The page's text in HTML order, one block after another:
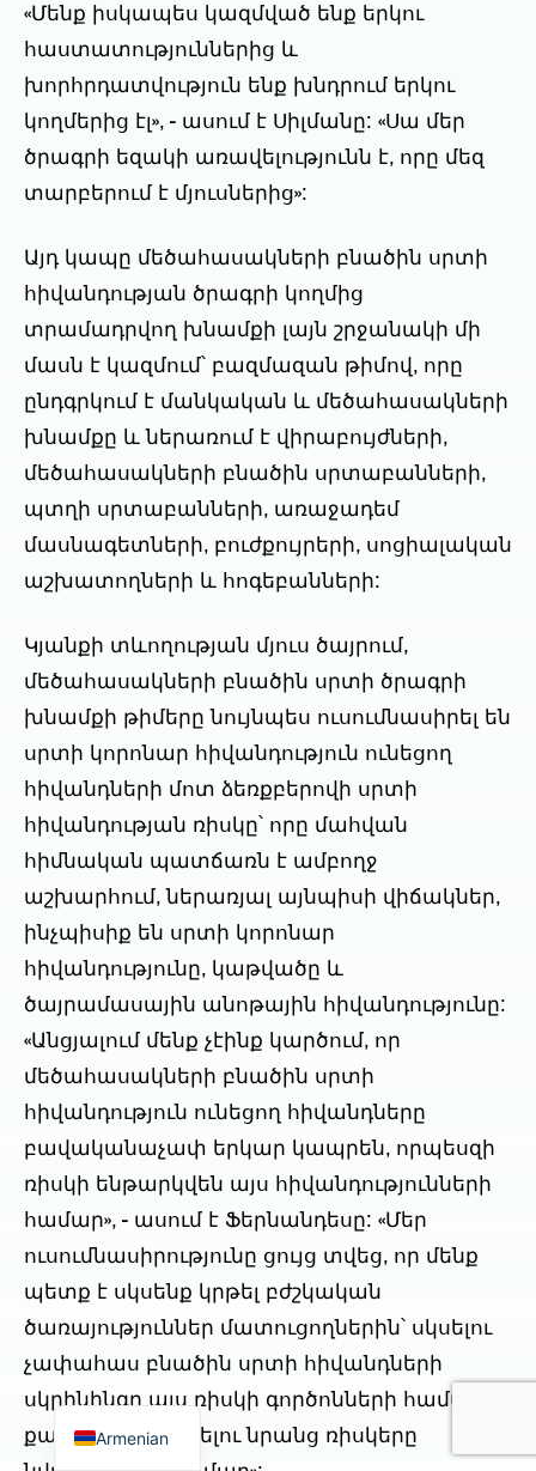
«Մենք իսկապես կազմված ենք երկու
հաստատություններից և
խորհրդատվություն ենք խնդրում երկու
կողմերից էլ», - ասում է Սիլմանը: «Սա մեր
ծրագրի եզակի առավելությունն է, որը մեզ
տարբերում է մյուսներից»:
Այդ կապը մեծահասակների բնածին սրտի
հիվանդության ծրագրի կողմից
տրամադրվող խնամքի լայն շրջանակի մի
մասն է կազմում՝ բազմազան թիմով, որը
ընդգրկում է մանկական և մեծահասակների
խնամքը և ներառում է վիրաբույժների,
մեծահասակների բնածին սրտաբանների,
պտղի սրտաբանների, առաջադեմ
մասնագետների, բուժքույրերի, սոցիալական
աշխատողների և հոգեբանների:
Կյանքի տևողության մյուս ծայրում,
մեծահասակների բնածին սրտի ծրագրի
խնամքի թիմերը նույնպես ուսումնասիրել են
սրտի կորոնար հիվանդություն ունեցող
հիվանդների մոտ ձեռքբերովի սրտի
հիվանդության ռիսկը՝ որը մահվան
հիմնական պատճառն է ամբողջ
աշխարհում, ներառյալ այնպիսի վիճակներ,
ինչպիսիք են սրտի կորոնար
հիվանդությունը, կաթվածը և
ծայրամասային անոթային հիվանդությունը:
«Անցյալում մենք չէինք կարծում, որ
մեծահասակների բնածին սրտի
հիվանդություն ունեցող հիվանդները
բավականաչափ երկար կապրեն, որպեսզի
ռիսկի ենթարկվեն այս հիվանդությունների
համար», - ասում է Ֆերնանդեսը: «Մեր
ուսումնասիրությունը ցույց տվեց, որ մենք
պետք է սկսենք կրթել բժշկական
ծառայություններ մատուցողներին՝ սկսելու
չափահաս բնածին սրտի հիվանդների
սկրինինգը այս ռիսկի գործոնների համար և
քայլեր ձեռնարկելու նրանց ռիսկերը
Armenian